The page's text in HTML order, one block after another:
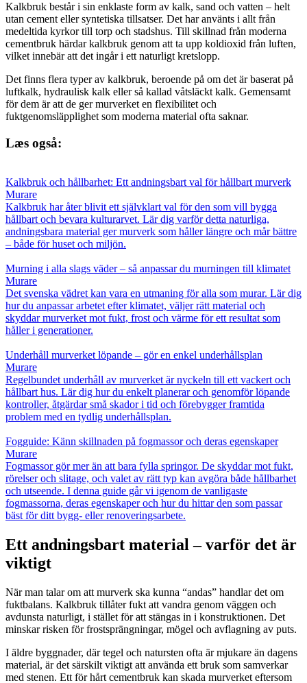
Kalkbruk består i sin enklaste form av kalk, sand och vatten – helt
utan cement eller syntetiska tillsatser. Det har använts i allt från
medeltida kyrkor till torp och stadshus. Till skillnad från moderna
cementbruk härdar kalkbruk genom att ta upp koldioxid från luften,
vilket innebär att det ingår i ett naturligt kretslopp.
Det finns flera typer av kalkbruk, beroende på om det är baserat på
luftkalk, hydraulisk kalk eller så kallad våtsläckt kalk. Gemensamt
för dem är att de ger murverket en flexibilitet och
fuktgenomsläpplighet som moderna material ofta saknar.
Læs også:
Kalkbruk och hållbarhet: Ett andningsbart val för hållbart murverk
Murare
Kalkbruk har åter blivit ett självklart val för den som vill bygga
hållbart och bevara kulturarvet. Lär dig varför detta naturliga,
andningsbara material ger murverk som håller längre och mår bättre
– både för huset och miljön.
Murning i alla slags väder – så anpassar du murningen till klimatet
Murare
Det svenska vädret kan vara en utmaning för alla som murar. Lär dig
hur du anpassar arbetet efter klimatet, väljer rätt material och
skyddar murverket mot fukt, frost och värme för ett resultat som
håller i generationer.
Underhåll murverket löpande – gör en enkel underhållsplan
Murare
Regelbundet underhåll av murverket är nyckeln till ett vackert och
hållbart hus. Lär dig hur du enkelt planerar och genomför löpande
kontroller, åtgärdar små skador i tid och förebygger framtida
problem med en tydlig underhållsplan.
Fogguide: Känn skillnaden på fogmassor och deras egenskaper
Murare
Fogmassor gör mer än att bara fylla springor. De skyddar mot fukt,
rörelser och slitage, och valet av rätt typ kan avgöra både hållbarhet
och utseende. I denna guide går vi igenom de vanligaste
fogmassorna, deras egenskaper och hur du hittar den som passar
bäst för ditt bygg- eller renoveringsarbete.
Ett andningsbart material – varför det är
viktigt
När man talar om att murverk ska kunna “andas” handlar det om
fuktbalans. Kalkbruk tillåter fukt att vandra genom väggen och
avdunsta naturligt, i stället för att stängas in i konstruktionen. Det
minskar risken för frostsprängningar, mögel och avflagning av puts.
I äldre byggnader, där tegel och natursten ofta är mjukare än dagens
material, är det särskilt viktigt att använda ett bruk som samverkar
med stenen. Ett för hårt cementbruk kan skada murverket eftersom